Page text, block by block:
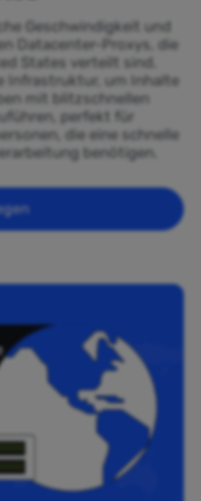
Geschwindigkeit und
Datacenter-Proxys, die
States verteilt sind.
Infrastruktur, um Inhalte
mit blitzschnellen
perfekt für
die eine schnelle
benötigen.